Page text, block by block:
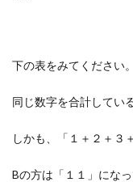
下の表をみてください。
同じ数字を合計してい
しかも、「１＋２＋３
Bの方は「１１」になっ